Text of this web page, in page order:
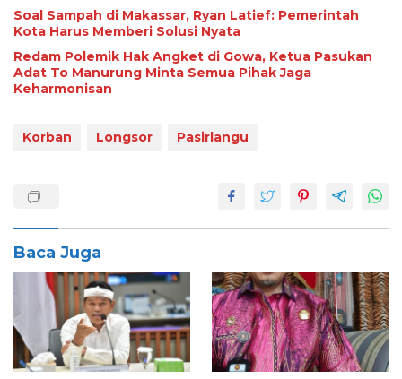
Soal Sampah di Makassar, Ryan Latief: Pemerintah
Kota Harus Memberi Solusi Nyata
Redam Polemik Hak Angket di Gowa, Ketua Pasukan
Adat To Manurung Minta Semua Pihak Jaga
Keharmonisan
Korban Longsor Pasirlangu
Baca Juga